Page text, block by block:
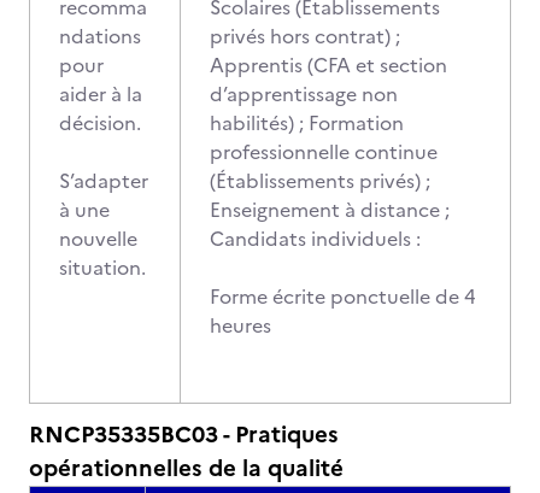
recomma
ndations
pour
aider à la
décision.
S’adapter
à une
nouvelle
situation.
Scolaires (Établissements
privés hors contrat) ;
Apprentis (CFA et section
d’apprentissage non
habilités) ; Formation
professionnelle continue
(Établissements privés) ;
Enseignement à distance ;
Candidats individuels :
Forme écrite ponctuelle de 4
heures
RNCP35335BC03 - Pratiques
opérationnelles de la qualité